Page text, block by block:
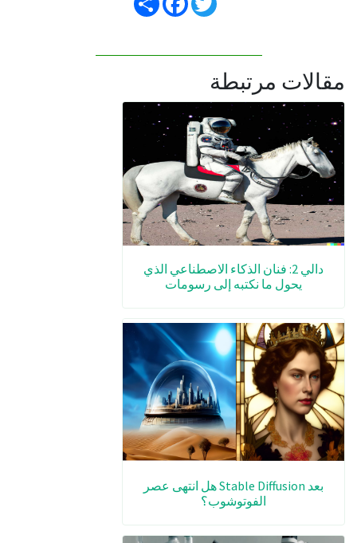
مقالات مرتبطة
دالي 2: فنان الذكاء الاصطناعي الذي
يحول ما نكتبه إلى رسومات
بعد Stable Diffusion هل انتهى عصر
الفوتوشوب؟